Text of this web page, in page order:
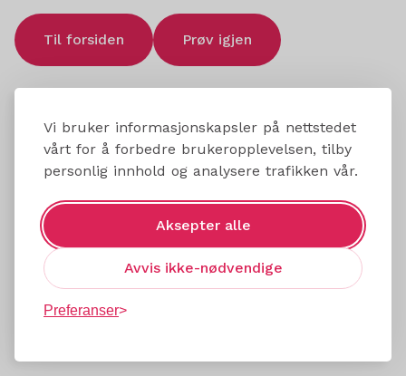
Vi bruker informasjonskapsler på nettstedet
vårt for å forbedre brukeropplevelsen, tilby
personlig innhold og analysere trafikken vår.
Aksepter alle
Avvis ikke-nødvendige
Preferanser
Til forsiden Prøv igjen